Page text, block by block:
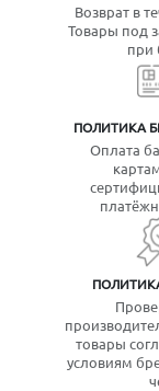
Возврат в
Товары под
при
ПОЛИТИКА
Оплата
товары
условиям